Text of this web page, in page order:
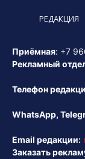
РЕДАКЦИЯ
Приёмная: +7
Рекламный
Телефон
WhatsApp,
Email редакции:
Заказать